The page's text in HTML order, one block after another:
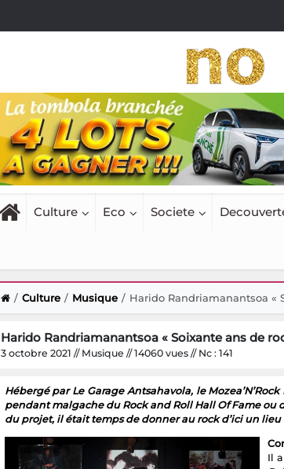
Culture Eco Societe
Culture Musique Harido Randriamanantsoa «
Harido Randriamanantsoa « Soixante ans de
3 octobre 2021 // Musique // 14060 vues // Nc : 141
Hébergé par Le Garage Antsahavola, le
pendant malgache du Rock and Roll Hall Of Fame ou
du projet, il était temps de donner au rock d’ici un
Il